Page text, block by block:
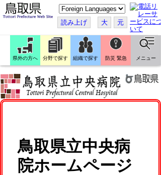
こ
の
ペ
ー
ジ
翻
訳
す
読み上げ 大 元
県外の方へ 分野で探す 組織で探す 防災 緊急 メニュー
鳥取県立中央病
院ホームページ